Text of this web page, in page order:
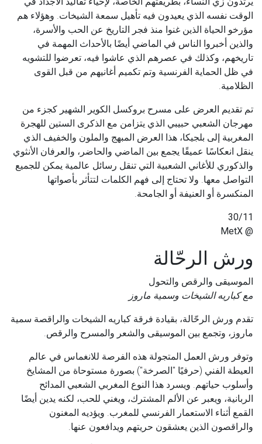
الوقت نفسه الذي يعيدون فيه تأهيل سمعة الشيخات. وهؤلاء هم
مؤرخو الحياة الذين غنوا منذ فجر التاريخ عن الحب والأسرة،
والذين أخبروا الناس في الماضي أيضًا بالأحداث المهمة في
تاريخهم، وكذلك في عصرهم الذي عاشوا فيه، تعرضوا للتشويه
في ظل الحماية الفرنسية وتم تكميم أغانيهم من قبل القوى
الظلامية.
تم تقديم العرض على مسرح بروكسل الكوير الشهير كجزء من
مهرجان الشعبي حبيبي الذي يتزامن مع الذكرى الستين للهجرة
المغربية إلى بلجيكا، هذا العرض المبهج والملون والخفيف الذي
ينقل انعكاسًا عميقًا يجمع بين الماضي والحاضر، والعرفان الأنثوي
والذكوري للأغاني الشعبية التي تنقل رسائل عالمية يمكن للجميع
التواصل معها. ولا تحتاج إلى فهم الكلمات لتتأثر بأصواتها
المنكسرة أو العنيفة أو الجامحة.
30/11
@ MetX
ورش الرحّالة
الموسيقى والرقص والتحول
مع كباريه الشيخات وسمية ماروز
تقدم ورش الرحّالة، بقيادة فرقة كباريه الشيخات والراقصة سمية
ماروز، وتجمع بين الموسيقى والشعر والمسرح والرقص.
وتوفر ورش العمل المتجولة هذه الفرصة للانغماس في عالم
العيطة الفني (حرفيًا "الصرخة") بصورة مستوحاة من المشايخ
وأسلوب حياتهم. ويسرد هذا النوع المغربي الشعبي المدائح
الربانية، ويعبر عن الألم المشترك، ويغني للحب، لكنه يدين أيضًا
القمع أثناء الاستعمار الفرنسي للمغرب. ويؤديه المغنون
والراقصون الذين يعشقون حريتهم ويدافعون عنها.